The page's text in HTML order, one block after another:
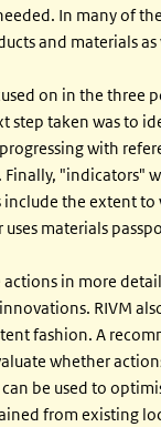
In many of
and materials as
on in the three
step taken was to
with
"indicators"
include the extent
materials
in more
RIVM
fashion. A
whether
be used to
from existing